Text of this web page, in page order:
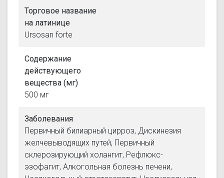
Торговое название
на латинице
Ursosan forte
Содержание
действующего
вещества (мг)
500 мг
Заболевания
Первичный билиарный цирроз, Дискинезия
желчевыводящих путей, Первичный
склерозирующий холангит, Рефлюкс-
эзофагит, Алкогольная болезнь печени,